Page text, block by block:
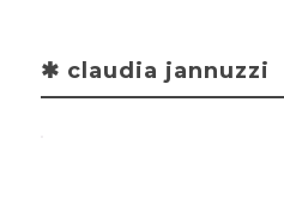
✱ claudia jannuzzi